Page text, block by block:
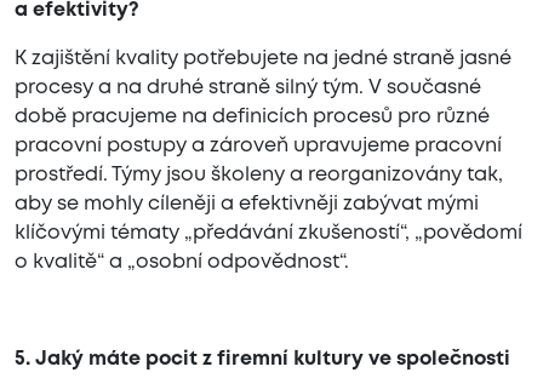
a efektivity?
K zajištění kvality potřebujete na jedné straně jasné
procesy a na druhé straně silný tým. V současné
době pracujeme na definicích procesů pro různé
pracovní postupy a zároveň upravujeme pracovní
prostředí. Týmy jsou školeny a reorganizovány tak,
aby se mohly cíleněji a efektivněji zabývat mými
klíčovými tématy „předávání zkušeností“, „povědomí
o kvalitě“ a „osobní odpovědnost“.
5. Jaký máte pocit z firemní kultury ve společnosti